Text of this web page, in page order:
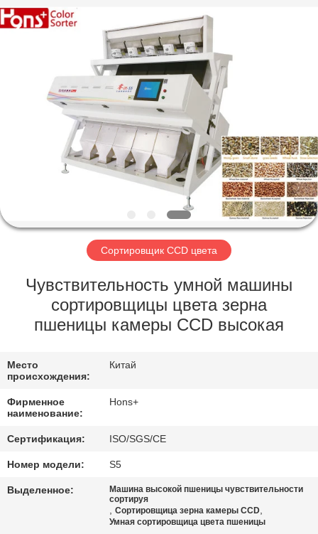
ПРОДУКТЫ
ПУТЕШЕСТВИЕ
ФАБРИКИ
ПРОВЕРКА
КАЧЕСТВА
СВЯЖИТЕСЬ
МЫ
СПРОСИТЕ
ЦИТАТУ
Optoelectronic
High-
tech
Сортировщик CCD цвета
Чувствительность умной машины
сортировщицы цвета зерна
пшеницы камеры CCD высокая
Место
происхождения:
Китай
Фирменное
наименование:
Hons+
Сертификация: ISO/SGS/CE
Номер модели: S5
Выделенное:
Машина высокой пшеницы чувствительности
сортируя
,Сортировщица зерна камеры CCD,
Умная сортировщица цвета пшеницы